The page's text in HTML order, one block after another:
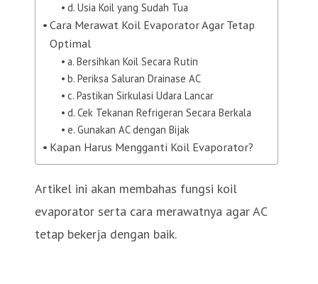
d. Usia Koil yang Sudah Tua
Cara Merawat Koil Evaporator Agar Tetap
Optimal
a. Bersihkan Koil Secara Rutin
b. Periksa Saluran Drainase AC
c. Pastikan Sirkulasi Udara Lancar
d. Cek Tekanan Refrigeran Secara Berkala
e. Gunakan AC dengan Bijak
Kapan Harus Mengganti Koil Evaporator?
Artikel ini akan membahas fungsi koil
evaporator serta cara merawatnya agar AC
tetap bekerja dengan baik.